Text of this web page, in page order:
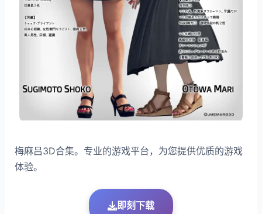
梅麻吕3D合集。专业的游戏平台，为您提供优质的游戏
体验。
即刻下载